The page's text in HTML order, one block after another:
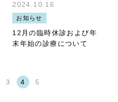
2024.10.16
お知らせ
12月の臨時休診および年
末年始の診療について
3 4 5